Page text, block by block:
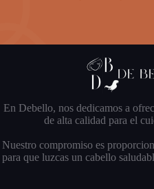
En Debello, nos dedicamos a
de alta calidad para el
Nuestro compromiso es
para que luzcas un cabello